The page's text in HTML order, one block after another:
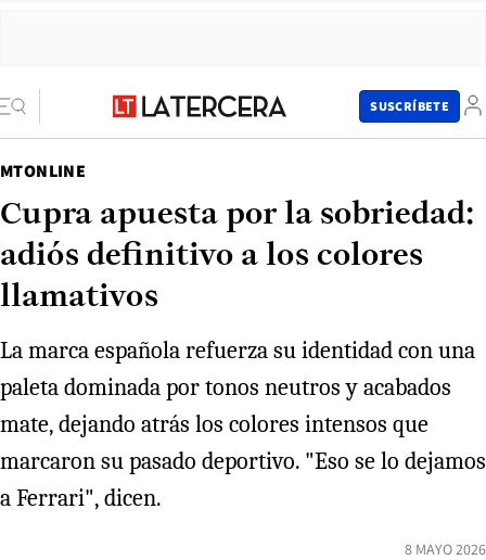
SUSCRÍBETE
MTONLINE
Cupra apuesta por la sobriedad:
adiós definitivo a los colores
llamativos
La marca española refuerza su identidad con una
paleta dominada por tonos neutros y acabados
mate, dejando atrás los colores intensos que
marcaron su pasado deportivo. "Eso se lo dejamos
a Ferrari", dicen.
8 MAYO 2026